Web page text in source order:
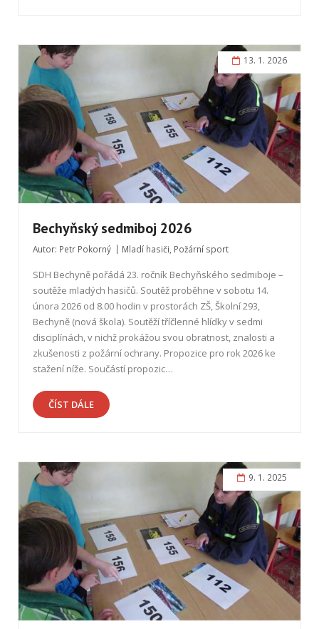
Bechyňský sedmiboj 2026
Autor: Petr Pokorný Mladí hasiči Požární sport
SDH Bechyně pořádá 23. ročník Bechyňského sedmiboje –
soutěže mladých hasičů. Soutěž proběhne v sobotu 14.
února 2026 od 8.00 hodin v prostorách ZŠ, Školní 293,
Bechyně (nová škola). Soutěží tříčlenné hlídky v sedmi
disciplínách, v nichž prokážou svou obratnost, znalosti a
zkušenosti z požární ochrany. Propozice pro rok 2026 ke
stažení níže. Součástí propozic…
ČÍST DÁLE
13. 1. 2026
9. 1. 2025